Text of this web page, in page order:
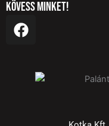
Kövess minket!
F
a